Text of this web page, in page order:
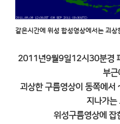
같은시간에 위성 합성영상에서는 괴
2011년9월9일12시30분경
부근
괴상한 구름영상이 동쪽에서
지나가는
위성구름영상에 잡